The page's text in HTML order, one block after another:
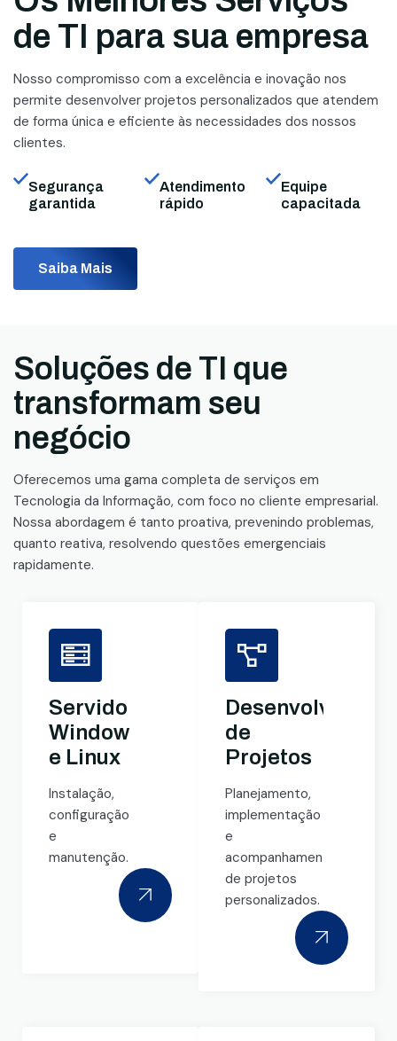
de TI para sua empresa
Nosso compromisso com a excelência e inovação nos
permite desenvolver projetos personalizados que atendem
de forma única e eficiente às necessidades dos nossos
clientes.
Segurança
garantida
Atendimento
rápido
Equipe
capacitada
Saiba Mais
Soluções de TI que
transformam seu
negócio
Oferecemos uma gama completa de serviços em
Tecnologia da Informação, com foco no cliente empresarial.
Nossa abordagem é tanto proativa, prevenindo problemas,
quanto reativa, resolvendo questões emergenciais
rapidamente.
Servidores
Windows
e Linux
Instalação,
configuração
e
manutenção.
de
Projetos
Planejamento,
implementação
e
acompanhamento
de projetos
personalizados.